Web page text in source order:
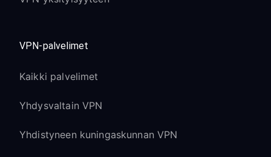
VPN-palvelimet
Kaikki palvelimet
Yhdysvaltain VPN
Yhdistyneen kuningaskunnan VPN